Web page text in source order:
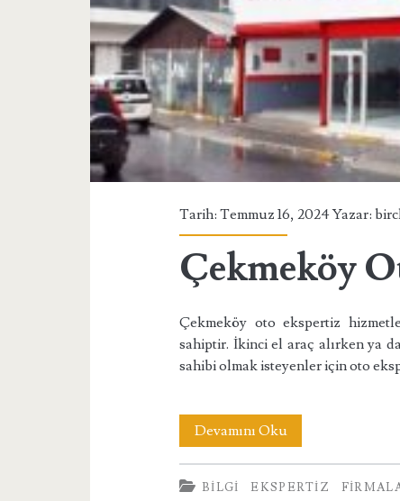
Tarih: Temmuz 16, 2024 Yazar:
Çekmeköy
Çekmeköy oto ekspertiz
sahiptir. İkinci el araç alırken ya
sahibi olmak isteyenler için oto
Devamını OkuÇekmeköy
Oto
Ekspertiz
BILGI EKSPERTIZ